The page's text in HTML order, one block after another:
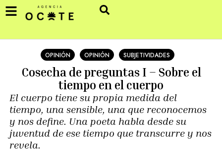
OPINIÓN OPINIÓN SUBJETIVIDADES
Cosecha de preguntas I – Sobre el
tiempo en el cuerpo
El cuerpo tiene su propia medida del
tiempo, una sensible, una que reconocemos
y nos define. Una poeta habla desde su
juventud de ese tiempo que transcurre y nos
revela.